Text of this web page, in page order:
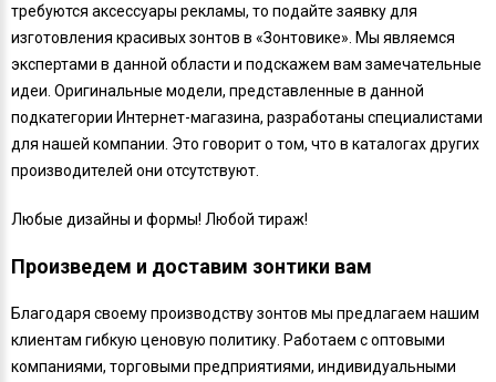
требуются аксессуары рекламы, то подайте заявку для
изготовления красивых зонтов в «Зонтовике». Мы являемся
экспертами в данной области и подскажем вам замечательные
идеи. Оригинальные модели, представленные в данной
подкатегории Интернет-магазина, разработаны специалистами
для нашей компании. Это говорит о том, что в каталогах других
производителей они отсутствуют.
Любые дизайны и формы! Любой тираж!
Произведем и доставим зонтики вам
Благодаря своему производству зонтов мы предлагаем нашим
клиентам гибкую ценовую политику. Работаем с оптовыми
компаниями, торговыми предприятиями, индивидуальными